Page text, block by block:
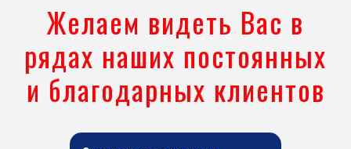
Желаем видеть Вас в
рядах наших постоянных
и благодарных клиентов